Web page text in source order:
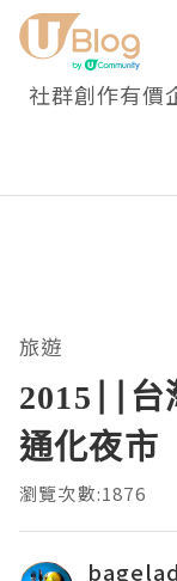
社群創作有價
旅遊
2015||
通化夜市
瀏覽次數:1876